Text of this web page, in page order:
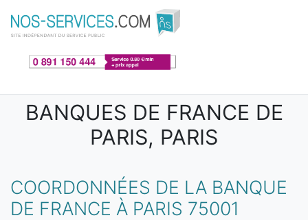
Aller au contenu principal
BANQUES DE FRANCE DE
PARIS, PARIS
COORDONNÉES DE LA BANQUE
DE FRANCE À PARIS 75001